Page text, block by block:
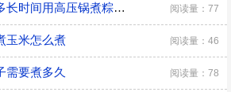
高压锅煮生粽子要压多长时间用高压锅煮粽子需要注意什么 阅读量：77
玉米怎么煮 阅读量：46
需要煮多久 阅读量：78